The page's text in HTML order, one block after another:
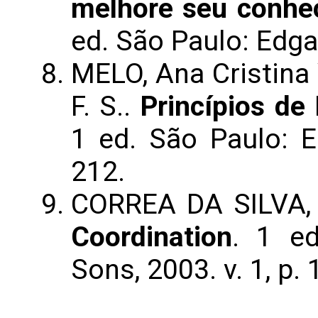
melhore seu
ed. São Paulo:
MELO, Ana Cristina
F. S.. Princípios de
1 ed. São Paulo:
212.
CORREA DA
Coordination. 1
Sons, 2003. v. 1, p.